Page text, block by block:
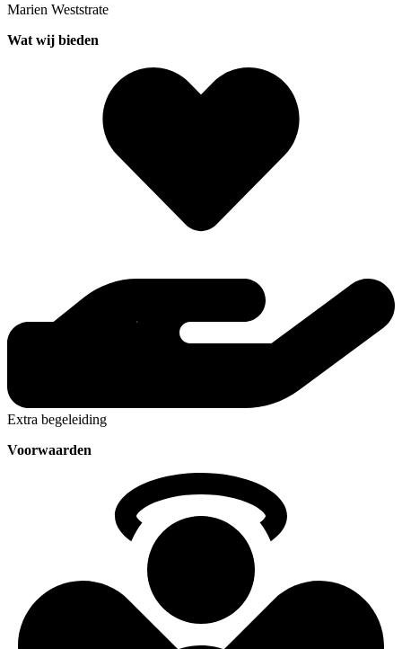
Marien Weststrate
Wat wij bieden
Extra begeleiding
Voorwaarden